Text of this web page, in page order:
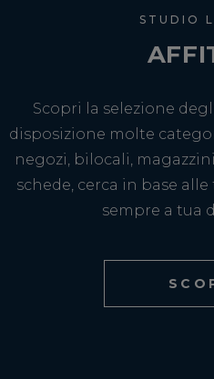
STUDIO
Scopri la selezione
disposizione molte
negozi, bilocali,
schede, cerca in base
sempre a tua